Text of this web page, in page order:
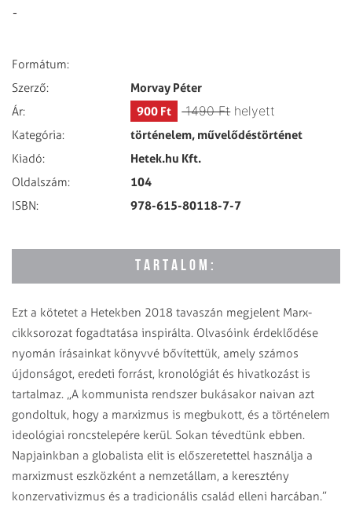
-
Formátum:
Szerző:
Morvay Péter
Ár: 900 Ft 1490 Fthelyett
Kategória: történelem, művelődéstörténet
Kiadó: Hetek.hu Kft.
Oldalszám: 104
ISBN: 978-615-80118-7-7
TARTALOM:
Ezt a kötetet a Hetekben 2018 tavaszán megjelent Marx-
cikksorozat fogadtatása inspirálta. Olvasóink érdeklődése
nyomán írásainkat könyvvé bővítettük, amely számos
újdonságot, eredeti forrást, kronológiát és hivatkozást is
tartalmaz. „A kommunista rendszer bukásakor naivan azt
gondoltuk, hogy a marxizmus is megbukott, és a történelem
ideológiai roncstelepére kerül. Sokan tévedtünk ebben.
Napjainkban a globalista elit is előszeretettel használja a
marxizmust eszközként a nemzetállam, a keresztény
konzervativizmus és a tradicionális család elleni harcában.”